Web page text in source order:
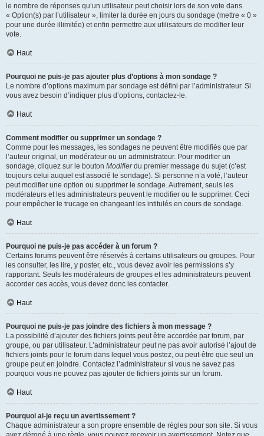
le nombre de réponses qu’un utilisateur peut choisir lors de son vote dans
« Option(s) par l’utilisateur », limiter la durée en jours du sondage (mettre « 0 »
pour une durée illimitée) et enfin permettre aux utilisateurs de modifier leur
vote.
Haut
Pourquoi ne puis-je pas ajouter plus d’options à mon sondage ?
Le nombre d’options maximum par sondage est défini par l’administrateur. Si
vous avez besoin d’indiquer plus d’options, contactez-le.
Haut
Comment modifier ou supprimer un sondage ?
Comme pour les messages, les sondages ne peuvent être modifiés que par
l’auteur original, un modérateur ou un administrateur. Pour modifier un
sondage, cliquez sur le bouton Modifierdu premier message du sujet (c’est
toujours celui auquel est associé le sondage). Si personne n’a voté, l’auteur
peut modifier une option ou supprimer le sondage. Autrement, seuls les
modérateurs et les administrateurs peuvent le modifier ou le supprimer. Ceci
pour empêcher le trucage en changeant les intitulés en cours de sondage.
Haut
Pourquoi ne puis-je pas accéder à un forum ?
Certains forums peuvent être réservés à certains utilisateurs ou groupes. Pour
les consulter, les lire, y poster, etc., vous devez avoir les permissions s’y
rapportant. Seuls les modérateurs de groupes et les administrateurs peuvent
accorder ces accès, vous devez donc les contacter.
Haut
Pourquoi ne puis-je pas joindre des fichiers à mon message ?
La possibilité d’ajouter des fichiers joints peut être accordée par forum, par
groupe, ou par utilisateur. L’administrateur peut ne pas avoir autorisé l’ajout de
fichiers joints pour le forum dans lequel vous postez, ou peut-être que seul un
groupe peut en joindre. Contactez l’administrateur si vous ne savez pas
pourquoi vous ne pouvez pas ajouter de fichiers joints sur un forum.
Haut
Pourquoi ai-je reçu un avertissement ?
Chaque administrateur a son propre ensemble de règles pour son site. Si vous